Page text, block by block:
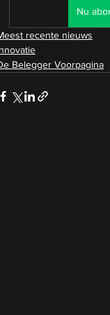
Nu
recente nieuws
Belegger Voorpagina